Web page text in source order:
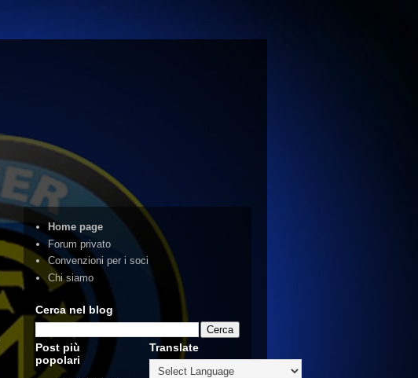
Home page
Forum privato
Convenzioni per i soci
Chi siamo
Cerca nel blog
Post più
popolari
Translate